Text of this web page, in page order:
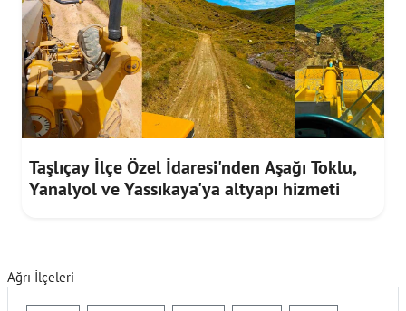
Taşlıçay İlçe Özel İdaresi'nden Aşağı Toklu,
Yanalyol ve Yassıkaya'ya altyapı hizmeti
Ağrı İlçeleri